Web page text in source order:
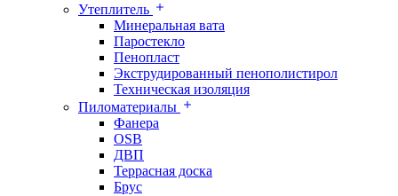
Утеплитель
Минеральная вата
Паростекло
Пенопласт
Экструдированный пенополистирол
Техническая изоляция
Пиломатериалы
Фанера
OSB
ДВП
Террасная доска
Брус